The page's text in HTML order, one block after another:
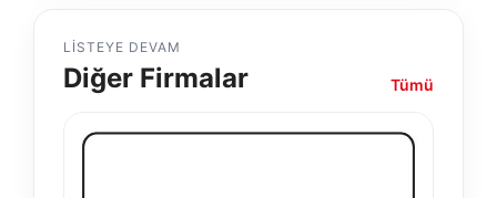
LISTEYE DEVAM
Diğer Firmalar Tümü